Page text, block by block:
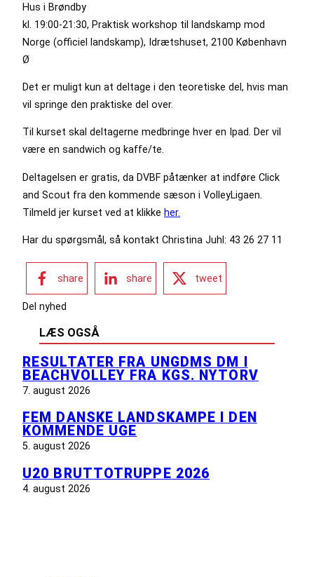
Hus i Brøndby
kl. 19:00-21:30, Praktisk workshop til landskamp mod
Norge (officiel landskamp), Idrætshuset, 2100 København
Ø
Det er muligt kun at deltage i den teoretiske del, hvis man
vil springe den praktiske del over.
Til kurset skal deltagerne medbringe hver en Ipad. Der vil
være en sandwich og kaffe/te.
Deltagelsen er gratis, da DVBF påtænker at indføre Click
and Scout fra den kommende sæson i VolleyLigaen.
Tilmeld jer kurset ved at klikke her.
Har du spørgsmål, så kontakt Christina Juhl: 43 26 27 11
share share tweet
Del nyhed
LÆS OGSÅ
RESULTATER FRA UNGDMS DM I
BEACHVOLLEY FRA KGS. NYTORV
7. august 2026
FEM DANSKE LANDSKAMPE I DEN
KOMMENDE UGE
5. august 2026
U20 BRUTTOTRUPPE 2026
4. august 2026